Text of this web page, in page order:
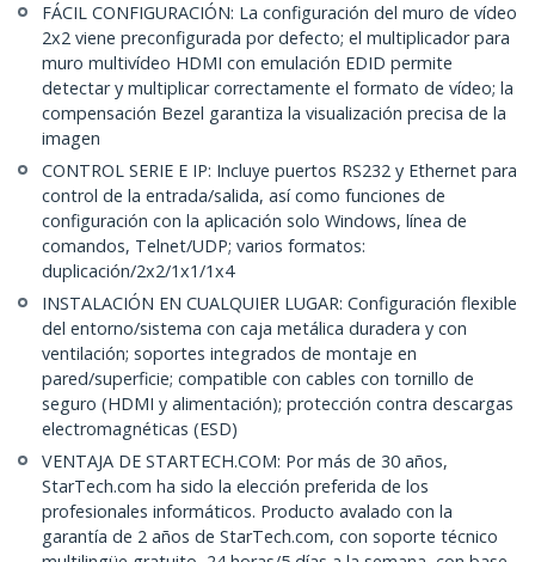
FÁCIL CONFIGURACIÓN: La configuración del muro de vídeo
2x2 viene preconfigurada por defecto; el multiplicador para
muro multivídeo HDMI con emulación EDID permite
detectar y multiplicar correctamente el formato de vídeo; la
compensación Bezel garantiza la visualización precisa de la
imagen
CONTROL SERIE E IP: Incluye puertos RS232 y Ethernet para
control de la entrada/salida, así como funciones de
configuración con la aplicación solo Windows, línea de
comandos, Telnet/UDP; varios formatos:
duplicación/2x2/1x1/1x4
INSTALACIÓN EN CUALQUIER LUGAR: Configuración flexible
del entorno/sistema con caja metálica duradera y con
ventilación; soportes integrados de montaje en
pared/superficie; compatible con cables con tornillo de
seguro (HDMI y alimentación); protección contra descargas
electromagnéticas (ESD)
VENTAJA DE STARTECH.COM: Por más de 30 años,
StarTech.com ha sido la elección preferida de los
profesionales informáticos. Producto avalado con la
garantía de 2 años de StarTech.com, con soporte técnico